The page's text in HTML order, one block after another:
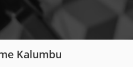
Kalumbu